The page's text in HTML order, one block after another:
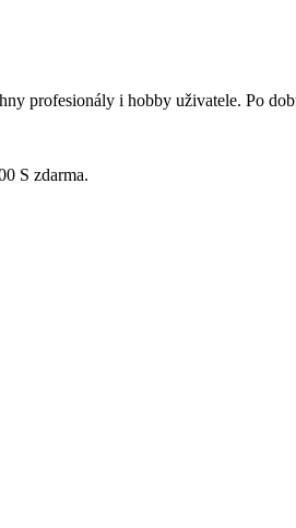
profesionály i hobby uživatele. Po
S zdarma.